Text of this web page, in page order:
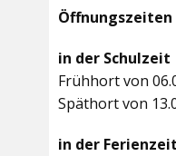
Öffnungszeiten
in der Schulzeit
Frühhort von
Späthort von
in der Ferienzeit